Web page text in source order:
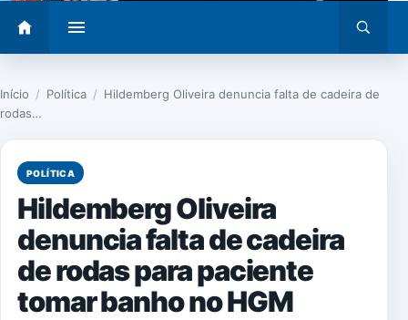
menu
busca
Início / Política / Hildemberg Oliveira denuncia falta de cadeira de
rodas…
POLÍTICA
Hildemberg Oliveira
denuncia falta de cadeira
de rodas para paciente
tomar banho no HGM